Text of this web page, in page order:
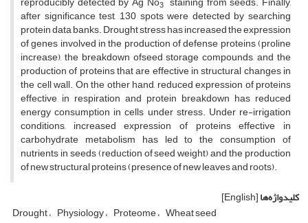
3
after significance test, 130 spots were detected by searching
protein data banks. Drought stress has increased the expression
of genes involved in the production of defense proteins (proline
increase), the breakdown ofseed storage compounds, and the
production of proteins that are effective in structural changes in
the cell wall. On the other hand, reduced expression of proteins
effective in respiration and protein breakdown has reduced
energy consumption in cells under stress. Under re-irrigation
conditions, increased expression of proteins effective in
carbohydrate metabolism has led to the consumption of
nutrients in seeds (reduction of seed weight) and the production
of new structural proteins (presence of new leaves and roots).
کلیدواژه‌ها[English]
Drought Physiology Proteome Wheat seed